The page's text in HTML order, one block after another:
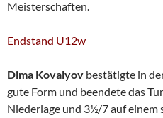
Meisterschaften.
Endstand U12w
Dima Kovalyov bestätigte in
gute Form und beendete das
Niederlage und 3½/7 auf einem